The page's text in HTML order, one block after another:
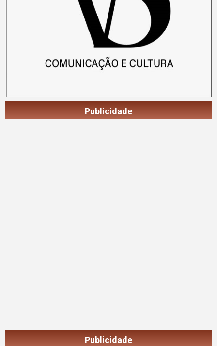
Publicidade
Publicidade